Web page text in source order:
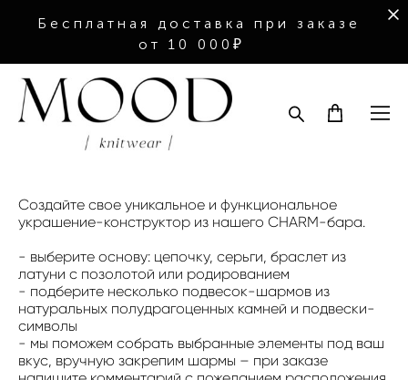
Бесплатная доставка при заказе
от 10 000₽
Создайте свое уникальное и функциональное
украшение-конструктор из нашего CHARM-бара.
- выберите основу: цепочку, серьги, браслет из
латуни с позолотой или родированием
- подберите несколько подвесок-шармов из
натуральных полудрагоценных камней и подвески-
символы
- мы поможем собрать выбранные элементы под ваш
вкус, вручную закрепим шармы – при заказе